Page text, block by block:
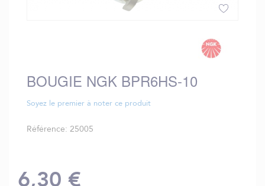
of
the
images
BOUGIE NGK BPR6HS-10
Soyez le premier à noter ce produit
Référence 25005
6,30 €